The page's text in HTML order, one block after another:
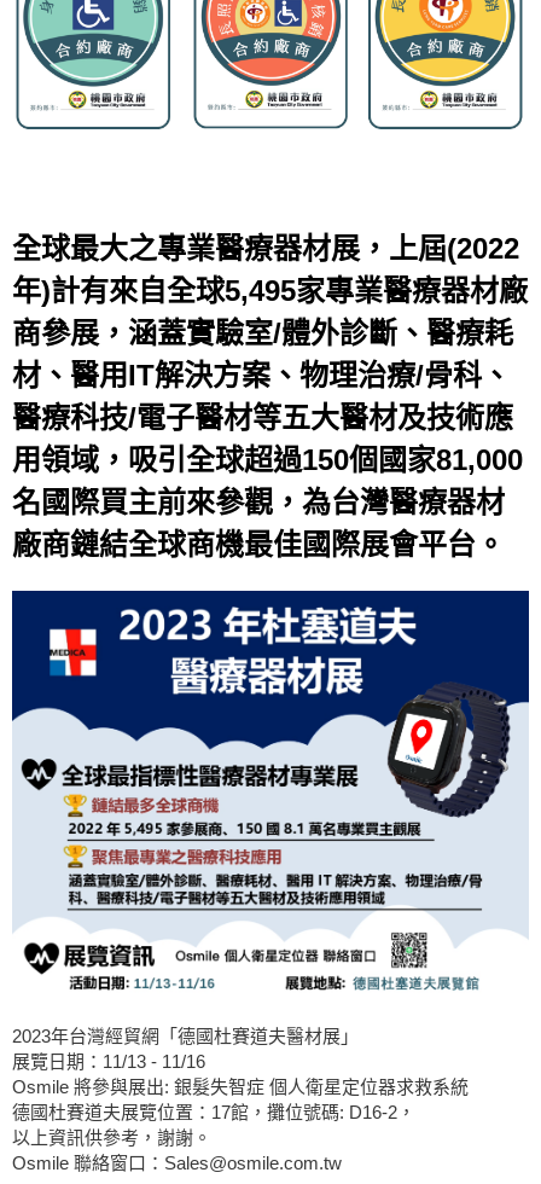
全球最大之專業醫療器材展，上屆(2022
年)計有來自全球5,495家專業醫療器材廠
商參展，涵蓋實驗室/體外診斷、醫療耗
材、醫用IT解決方案、物理治療/骨科、
醫療科技/電子醫材等五大醫材及技術應
用領域，吸引全球超過150個國家81,000
名國際買主前來參觀，為台灣醫療器材
廠商鏈結全球商機最佳國際展會平台。
2023年台灣經貿網「德國杜賽道夫醫材展」
展覽日期：11/13 - 11/16
Osmile 將參與展出: 銀髮失智症 個人衛星定位器求救系統
德國杜賽道夫展覽位置：17館，攤位號碼: D16-2，
以上資訊供參考，謝謝。
Osmile 聯絡窗口：Sales@osmile.com.tw